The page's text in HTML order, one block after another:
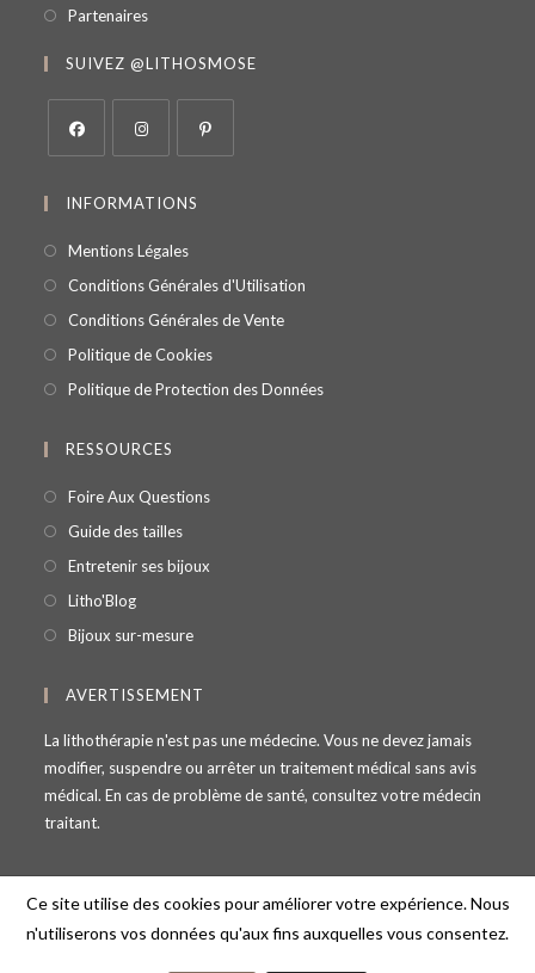
Partenaires
SUIVEZ @LITHOSMOSE
INFORMATIONS
Mentions Légales
Conditions Générales d'Utilisation
Conditions Générales de Vente
Politique de Cookies
Politique de Protection des Données
RESSOURCES
Foire Aux Questions
Guide des tailles
Entretenir ses bijoux
Litho'Blog
Bijoux sur-mesure
AVERTISSEMENT
La lithothérapie n'est pas une médecine. Vous ne devez jamais
modifier, suspendre ou arrêter un traitement médical sans avis
médical. En cas de problème de santé, consultez votre médecin
traitant.
Ce site utilise des cookies pour améliorer votre expérience. Nous
n'utiliserons vos données qu'aux fins auxquelles vous consentez.